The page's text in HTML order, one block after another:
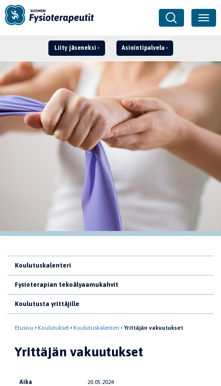
Liity jäseneksi Asiointipalvelu
Kirjaudu ›
Koulutuskalenteri
Fysioterapian tekoälyaamukahvit
Koulutusta yrittäjille
Etusivu Koulutukset Koulutuskalenteri Yrittäjän vakuutukset
Yrittäjän vakuutukset
Aika 20.05.2024